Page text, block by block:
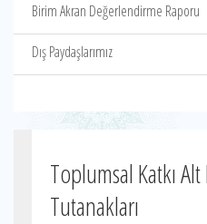
Birim Akran Değerlendirme Raporu
Dış Paydaşlarımız
Toplumsal Katkı
Tutanakları